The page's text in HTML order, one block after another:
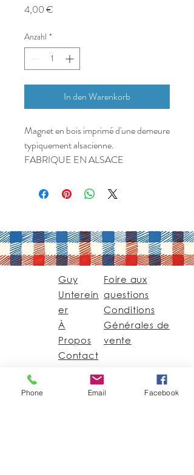
4,00 €
Anzahl *
In den Warenkorb
Magnet en bois imprimé d'une demeure
typiquement alsacienne.
FABRIQUE EN ALSACE
Guy
Unterein
er
À
Propos
Contact
Foire aux
questions
Conditions
Générales de
vente
Guy@GuyUntereiner.fr
Phone Email Facebook